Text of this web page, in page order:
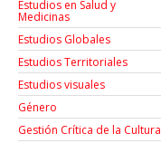
Estudios en Salud y
Medicinas
Estudios Globales
Estudios Territoriales
Estudios visuales
Género
Gestión Crítica de la Cultura